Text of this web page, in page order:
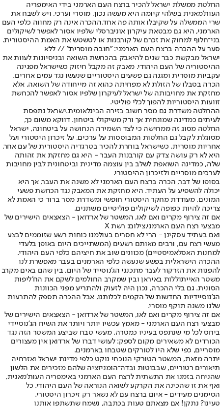
החלטת ממשלת ישראל להכיר ברצח העם הארמני בידי האימפריה
העות'מאנית בשלהי קיומה היא מעשה נכון, מוסרי וערכי, ויש לשבח את
שרי הממשלה על שקיבלו אותה פה אחד.ההכרה אינה רק מחווה כלפי העם
הארמני, היא גם מבטאת עיקרון אוניברסלי שלפיו אסור לאפשר לשיקולים
בני־חלוף למחוק את זכרם של קורבנות או לטשטש את האמת ההיסטורית.
סער על ההכרה ברצח העם הארמני: "חובה מוסרית" // ללא
ישראל מבקשת כבר שנים להיאבק בהכחשת השואה ובניסיונות לעוות את
ההיסטוריה של העם היהודי. מאבק זה מקבל חיזוק כשישראל מפגינה
עקביות מוסרית ומגנה גם פשעים היסטוריים שנעשו נגד עמים אחרים.
הכרה בסבלו של הזולת לא מפחיתה כהוא זה מייחודה של השואה, אלא
מחזקת את מחויבותה של ישראל לעיקרון שלפיו אסור לאפשר להכחשת
זוועות היסטוריות להפוך לכלי פוליטי.
ההחלטה משדרת גם מסר חשוב בזירה הבינלאומית.ישראל נתפסת
לעיתים כמדינה שמונחית אך ורק משיקולי ביטחון. דווקא משום כך,
החלטה מסוג זה ממחישה כי לצד השמירה הנחושה על ביטחונה, ישראל
מסוגלת לקבל גם החלטות המבוססות על ערכים, על זיכרון היסטורי ועל
אחריות מוסרית. כשישראל בוחרת להכיר בטרגדיה היסטורית של עם אחר,
היא לא רק עושה צדק עם קורבנות העבר - היא גם מחזקת את זהותה
שלה, כמדינה השואפת לשלב בין עוצמה מדינית וביטחונית לבין מחויבות
לערכים מוסריים ולזיכרון ההיסטורי.
בסופו של דבר, הכרה ברצח העם הארמני לא משנה את העבר, אך היא
יכולה להשפיע על העתיד. היא מחזקת את המאבק נגד הכחשת פשעי
המונים, מעודדת מחקר היסטורי חופשי ומשדרת מסר ברור כי האמת לא
צריכה להיות כפופה לשיקולים פוליטיים משתנים.
אם זה צירוף מקרים ואם לאו, המשטר של ארדואן - הצאצאים הישירים של
מבצעי רצח העם הארמני,צילום: רשת X
ואם בעתיד עסקינן - הרי לא חסרים בעולמנו כוחות רשע שזוממים לבצע
מעשי רצח עם, ורבים מאותם רשעים (המשתייכים היום באופן בלעדי
למחנות האסלאמיסטיים) מכוונים שוב את חיציהם כלפי העם היהודי.
ההכרה הישראלית בפשע שנעשה כלפי הארמנים בעבר מאפשרת לנו
להפנות את הזרקור לעבר מתכנני הג'נוסייד של היום, בין שהם באים מקרב
משטר האייתוללות באיראן ובין שמקרב החולמים לשקם את הח'ליפות
הסונית. גם בלי ההכרה, נכון היה לזעוק ולהתריע מפני הכוונות
הג'נוסיידיות החדשות של הקמים לכלותנו, אבל ההכרה תספק להתרעות
שלנו משנה תוקף מוסרי.
אם זה צירוף מקרים ואם לאו, המשטר של ארדואן - הצאצאים הישירים של
מבצעי רצח העם הארמני - מאמץ עכשיו יותר ויותר את השיח הג'נוסיידי
ביחס לכל מי שנתפס בעיניו כמטרה. מעשי טבח שביצע המשטר הזה נגד
הכורדים לא משאירים מקום לספק: לעושי דברו של ארדואן אין מעצורים
מוסריים, כפי שלא היו לטורקים שטבחו בארמנים.
יתרה מזאת, המשטר הטורקי הנוכחי נוקט כלפי מדינת ישראל ואזרחיה
תיאורים רטוריים, שבבוטות ובדה־הומניזציה שלהם מזכירים את הלשון
שהניחה בזמנו את התשתית לרצח העם הארמני באימפריה העות'מאנית,
ואף את זו שהכינה את הקרקע לשואה הנוראה של העם היהודי. כל
הסימנים מעידים - איום ברצח עם לא נשאר רק זיכרון היסטורי.
טעינו? נתקן! אם מצאתם טעות בכתבה, נשמח שתשתפו אותנו